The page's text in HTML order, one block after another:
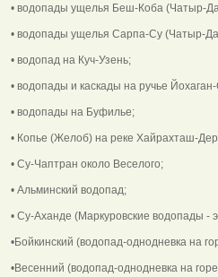
• водопады ущелья Беш-Коба (Чатыр-
• водопады ущелья Сарпа-Су (Чатыр-
• водопад на Куч-Узень;
• водопады и каскады на ручье
• водопады на Буфилье;
• Копье (Желоб) на реке Хайрахташ-
• Су-Чаптран около Веселого;
• Альминский водопад;
• Су-Аханде (Маркуровские водопады -
•Бойкинский (водопад-однодневка на
•Весенний (водопад-однодневка на